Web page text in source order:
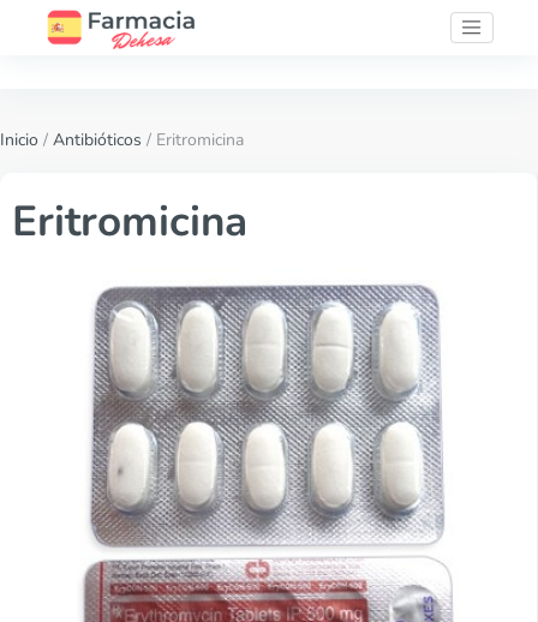
Inicio / Antibióticos / Eritromicina
Eritromicina